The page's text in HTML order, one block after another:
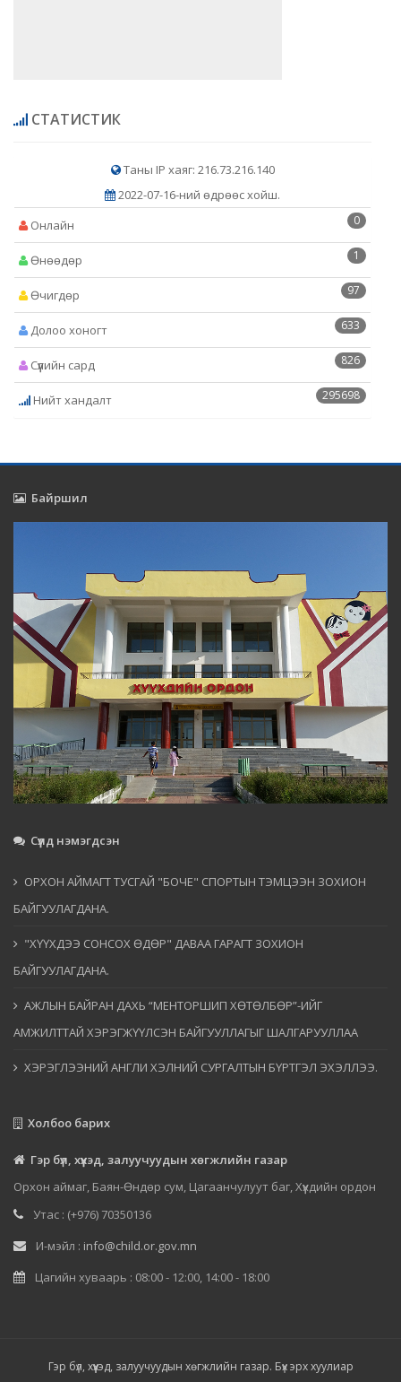
СТАТИСТИК
Таны IP хаяг: 216.73.216.140
2022-07-16-ний өдрөөс хойш.
0
Онлайн
1
Өнөөдөр
97
Өчигдөр
633
Долоо хоногт
826
Сүүлийн сард
295698
Нийт хандалт
Байршил
Сүүлд нэмэгдсэн
ОРХОН АЙМАГТ ТУСГАЙ "БОЧЕ" СПОРТЫН ТЭМЦЭЭН ЗОХИОН
БАЙГУУЛАГДАНА.
"ХҮҮХДЭЭ СОНСОХ ӨДӨР" ДАВАА ГАРАГТ ЗОХИОН
БАЙГУУЛАГДАНА.
АЖЛЫН БАЙРАН ДАХЬ “МЕНТОРШИП ХӨТӨЛБӨР”-ИЙГ
АМЖИЛТТАЙ ХЭРЭГЖҮҮЛСЭН БАЙГУУЛЛАГЫГ ШАЛГАРУУЛЛАА
ХЭРЭГЛЭЭНИЙ АНГЛИ ХЭЛНИЙ СУРГАЛТЫН БҮРТГЭЛ ЭХЭЛЛЭЭ.
Холбоо барих
Гэр бүл, хүүхэд, залуучуудын хөгжлийн газар
Орхон аймаг, Баян-Өндөр сум, Цагаанчулуут баг, Хүүхдийн ордон
Утас : (+976) 70350136
И-мэйл : info@child.or.gov.mn
Цагийн хуваарь : 08:00 - 12:00, 14:00 - 18:00
Гэр бүл, хүүхэд, залуучуудын хөгжлийн газар. Бүх эрх хуулиар